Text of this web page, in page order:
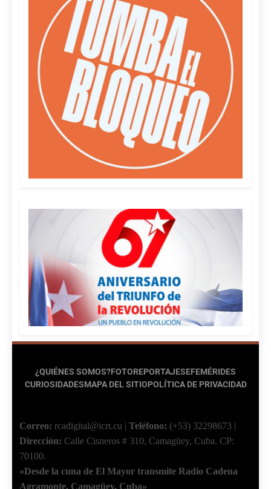
¿QUIÉNES SOMOS?FOTOREPORTAJESEFEMÉRIDES
CURIOSIDADESMAPA DEL SITIOPOLÍTICA DE PRIVACIDAD
Correo: rcadigital@icrt.cu | Teléfono: (+53) 32298673 |
Dirección: Calle Cisneros # 310, Camagüey, Cuba. CP:
70100.
«Desde la cuna de El Mayor transmite Radio Cadena
Agramonte, Camagüey, Cuba»